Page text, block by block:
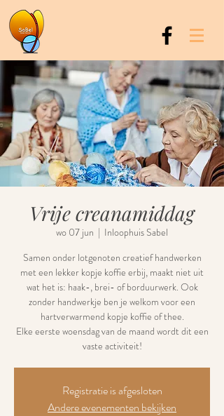
Vrije creanamiddag
wo 07 jun
  |
Inloophuis Sabel
Samen onder lotgenoten creatief handwerken
met een lekker kopje koffie erbij, maakt niet uit
wat het is: haak-, brei- of borduurwerk. Ook
zonder handwerkje ben je welkom voor een
hartverwarmend kopje koffie of thee.
Elke eerste woensdag van de maand wordt dit een
vaste activiteit!
Registratie is afgesloten
Andere evenementen bekijken